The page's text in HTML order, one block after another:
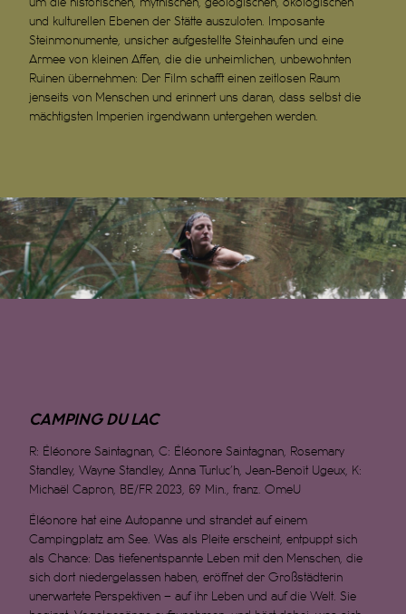
um die historischen, mythischen, geologischen, ökologischen
und kulturellen Ebenen der Stätte auszuloten. Imposante
Steinmonumente, unsicher aufgestellte Steinhaufen und eine
Armee von kleinen Affen, die die unheimlichen, unbewohnten
Ruinen übernehmen: Der Film schafft einen zeitlosen Raum
jenseits von Menschen und erinnert uns daran, dass selbst die
mächtigsten Imperien irgendwann untergehen werden.
CAMPING DU LAC
R: Éléonore Saintagnan, C: Éléonore Saintagnan, Rosemary
Standley, Wayne Standley, Anna Turluc’h, Jean-Benoît Ugeux, K:
Michaël Capron, BE/FR 2023, 69 Min., franz. OmeU
Éléonore hat eine Autopanne und strandet auf einem
Campingplatz am See. Was als Pleite erscheint, entpuppt sich
als Chance: Das tiefenentspannte Leben mit den Menschen, die
sich dort niedergelassen haben, eröffnet der Großstädterin
unerwartete Perspektiven – auf ihr Leben und auf die Welt. Sie